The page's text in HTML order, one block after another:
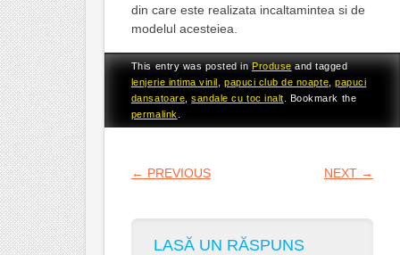
din care este realizata incaltamintea si de
modelul acesteiea.
This entry was posted inProduseand tagged
lenjerie intima vinil
papuci club de noapte ,papuci
dansatoare ,sandale cu toc inalt . Bookmark the
permalink
POST NAVIGATION
← PREVIOUS NEXT →
LASĂ UN RĂSPUNS